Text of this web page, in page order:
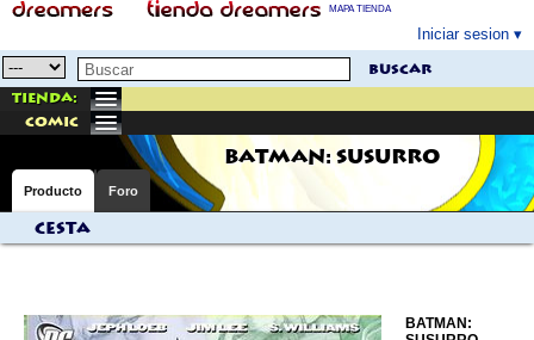
MAPA TIENDA
Iniciar sesion
buscar
Tienda:
comic
BATMAN: SUSURRO
Producto Foro
Cesta
BATMAN: